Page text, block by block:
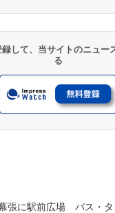
して、当サイトのニュー
る
張に駅前広場　バス・